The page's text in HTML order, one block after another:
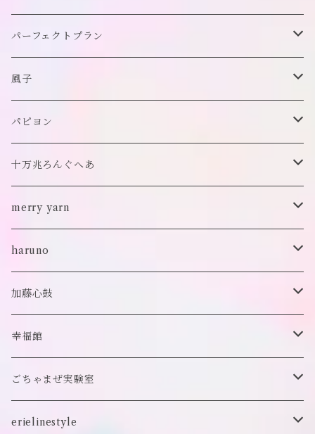
スヌード
チョーカー/ネックレス
バッグ
バブーシュカ
ポンチョ
付け襟
bag/巾着
パンツ
ヘアアクセサリー
雑貨
キッズ
ポーチ
bag/巾着
ピアス/イヤリング
イヤカフ
チョーカー
ヘアバレッタ
付け襟
カードケース
リング
ピアス/イヤリング
ブローチ
刺繍キャップ
ロンT
Tシャツ
キーホルダー
ぬいぐるみ
クッション
パーフェクトプラン
ワンピース
トップス
アウター
パンツ
スカート
シューズ/サンダル
セットアップ
風子
ぬいぐるみ
刺繍ポーチ
ブローチ
パピヨン
ぬいぐるみ
ぬいぐるみブローチ
ぬいぐるみリング
ぬいぐるみ鏡
ぬいぐるみキーホルダー
ぬいぐるみマフラー
ステッカー
十万兆ろんぐへあ
ブローチ
マフラー
merry yarn
帽子
haruno
ヘアゴム
靴下
キーホルダー
加藤心鼓
ロンT
幸福館
トレーナー
ロンT
ごちゃまぜ実験室
バッグ
erielinestyle